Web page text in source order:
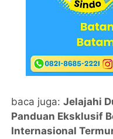
baca juga:Jelajahi
Panduan Eksklusif
Internasional